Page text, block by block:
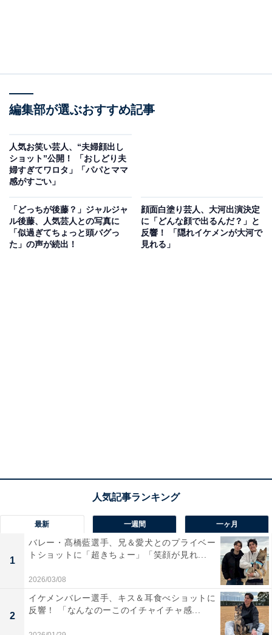
編集部が選ぶおすすめ記事
人気お笑い芸人、“夫婦顔出し
ショット”公開！ 「おしどり夫
婦すぎてワロタ」「パパとママ
感がすごい」
「どっちが後藤？」ジャルジャ
ル後藤、人気芸人との写真に
「似過ぎてちょっと頭バグっ
た」の声が続出！
顔面白塗り芸人、大河出演決定
に「どんな顔で出るんだ？」と
反響！ 「隠れイケメンが大河で
見れる」
最新 一週間 一ヶ月
1
バレー・髙橋藍選手、兄＆愛犬とのプライベー
トショットに「超きちょー」「笑顔が見れ...
2026/03/08
2
イケメンバレー選手、キス＆耳食べショットに
反響！ 「なんなのーこのイチャイチャ感...